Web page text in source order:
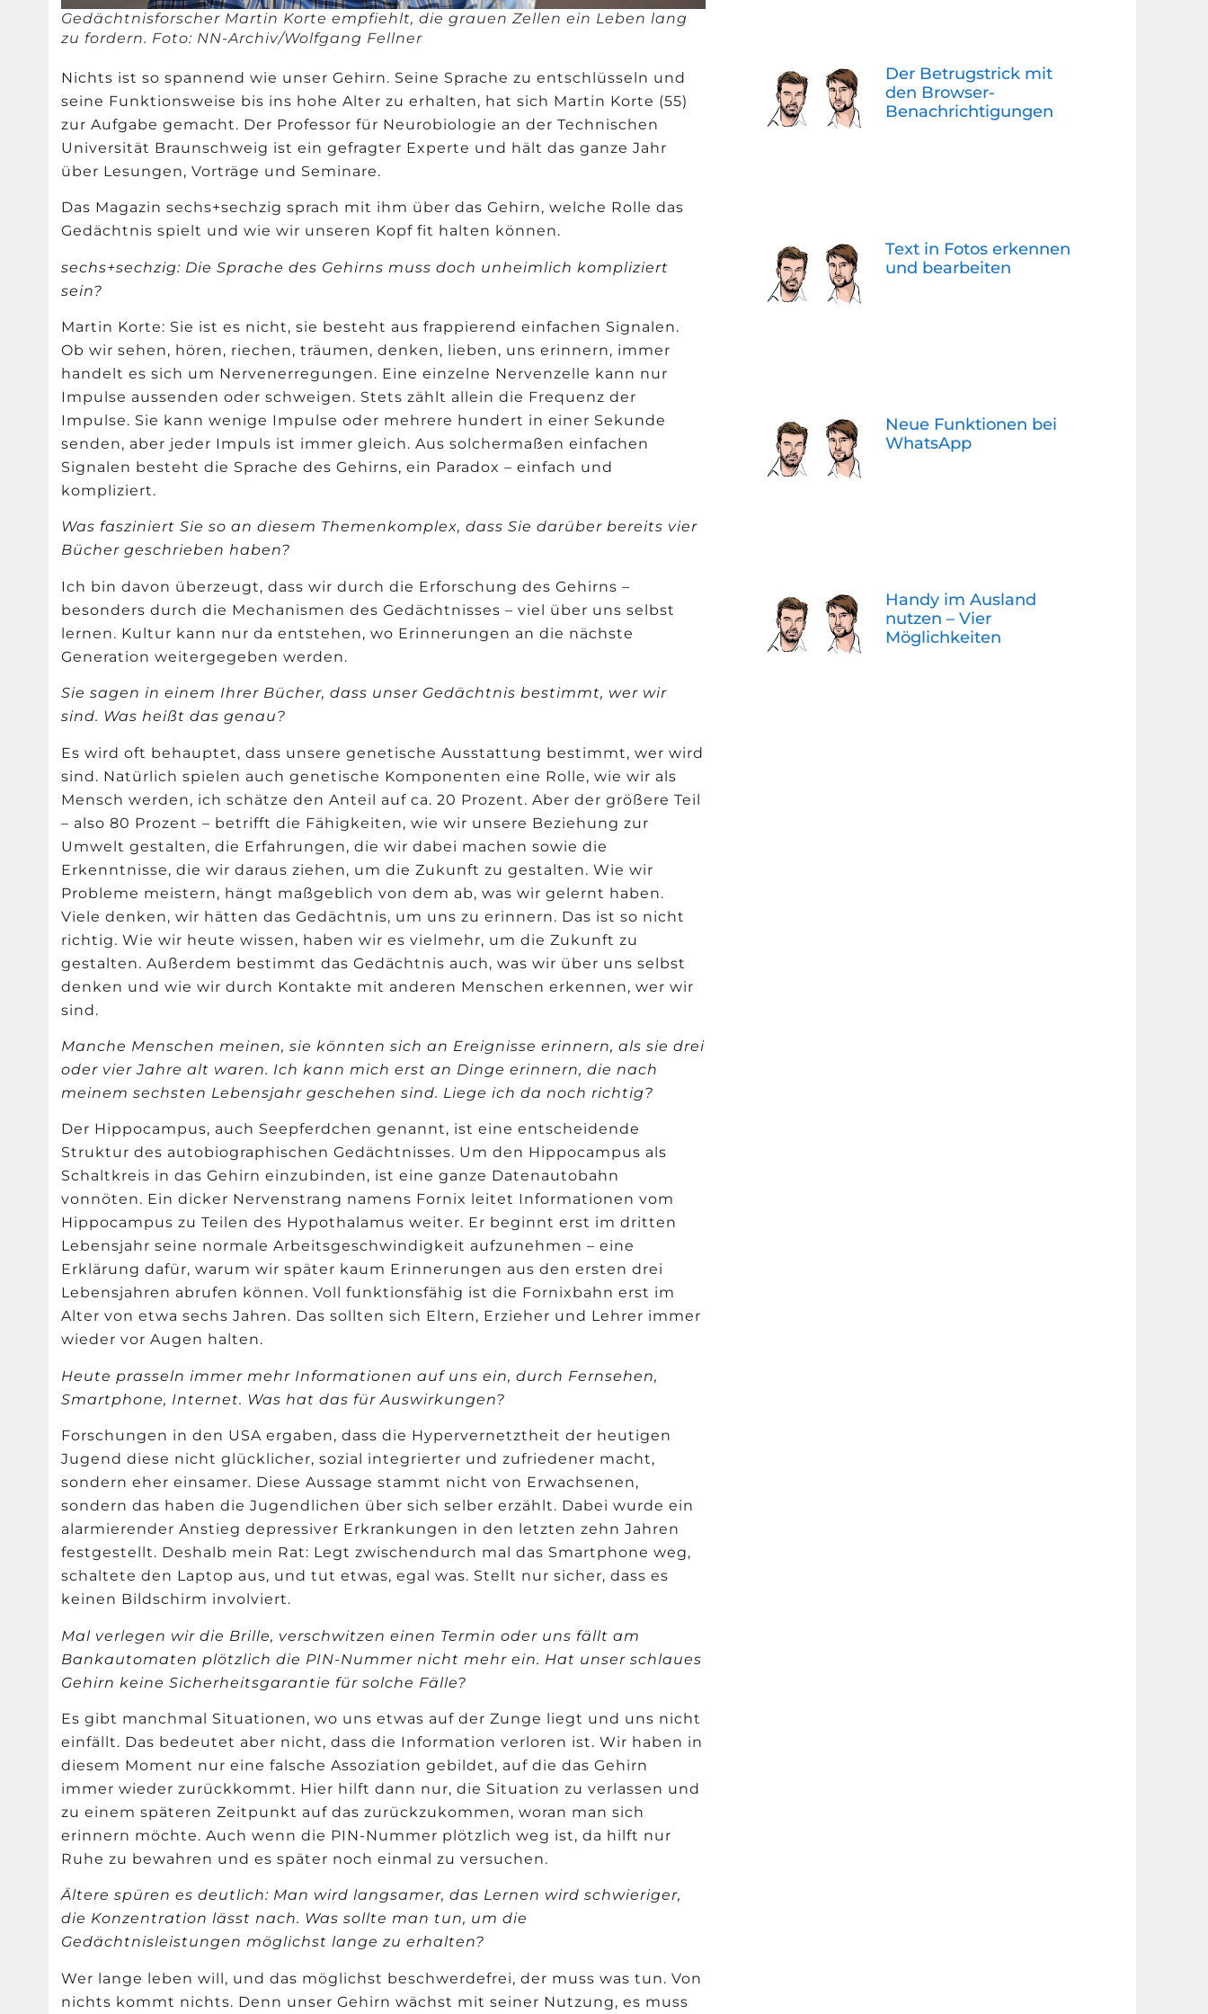
Gedächtnisforscher Martin Korte empfiehlt, die grauen Zellen ein Leben lang
zu fordern. Foto: NN-Archiv/Wolfgang Fellner
Nichts ist so spannend wie unser Gehirn. Seine Sprache zu entschlüsseln und
seine Funktionsweise bis ins hohe Alter zu erhalten, hat sich Martin Korte (55)
zur Aufgabe gemacht. Der Professor für Neurobiologie an der Technischen
Universität Braunschweig ist ein gefragter Experte und hält das ganze Jahr
über Lesungen, Vorträge und Seminare.
Das Magazin sechs+sechzig sprach mit ihm über das Gehirn, welche Rolle das
Gedächtnis spielt und wie wir unseren Kopf fit halten können.
sechs+sechzig: Die Sprache des Gehirns muss doch unheimlich kompliziert
sein?
Martin Korte: Sie ist es nicht, sie besteht aus frappierend einfachen Signalen.
Ob wir sehen, hören, riechen, träumen, denken, lieben, uns erinnern, immer
handelt es sich um Nervenerregungen. Eine einzelne Nervenzelle kann nur
Impulse aussenden oder schweigen. Stets zählt allein die Frequenz der
Impulse. Sie kann wenige Impulse oder mehrere hundert in einer Sekunde
senden, aber jeder Impuls ist immer gleich. Aus solchermaßen einfachen
Signalen besteht die Sprache des Gehirns, ein Paradox – einfach und
kompliziert.
Was fasziniert Sie so an diesem Themenkomplex, dass Sie ­darüber bereits vier
Bücher geschrieben haben?
Ich bin davon überzeugt, dass wir durch die Erforschung des Gehirns –
besonders durch die Mechanismen des Gedächtnisses – viel über uns selbst
lernen. Kultur kann nur da entstehen, wo Erinnerungen an die nächste
Generation weitergegeben werden.
Sie sagen in einem Ihrer Bücher, dass unser Gedächtnis ­bestimmt, wer wir
sind. Was heißt das genau?
Es wird oft behauptet, dass unsere genetische Ausstattung bestimmt, wer wird
sind. Natürlich spielen auch genetische Komponenten eine Rolle, wie wir als
Mensch werden, ich schätze den Anteil auf ca. 20 Prozent. Aber der größere Teil
– also 80 Prozent – betrifft die Fähigkeiten, wie wir unsere Beziehung zur
Umwelt gestalten, die Erfahrungen, die wir dabei machen sowie die
Erkenntnisse, die wir daraus ziehen, um die Zukunft zu gestalten. Wie wir
Probleme meistern, hängt maßgeblich von dem ab, was wir gelernt haben.
Viele denken, wir hätten das Gedächtnis, um uns zu erinnern. Das ist so nicht
richtig. Wie wir heute wissen, haben wir es vielmehr, um die Zukunft zu
gestalten. Außerdem bestimmt das Gedächtnis auch, was wir über uns selbst
denken und wie wir durch Kontakte mit anderen Menschen erkennen, wer wir
sind.
Manche Menschen meinen, sie könnten sich an Ereignisse erinnern, als sie drei
oder vier Jahre alt waren. Ich kann mich erst an Dinge erinnern, die nach
meinem sechsten Lebensjahr geschehen sind. Liege ich da noch richtig?
Der Hippocampus, auch Seepferdchen genannt, ist eine entscheidende
Struktur des autobiographischen Gedächtnisses. Um den Hippocampus als
Schaltkreis in das Gehirn einzubinden, ist eine ganze Datenautobahn
vonnöten. Ein dicker Nervenstrang namens Fornix leitet Informationen vom
Hippocampus zu Teilen des Hypothalamus weiter. Er beginnt erst im dritten
Lebensjahr seine normale Arbeitsgeschwindigkeit aufzunehmen – eine
Erklärung dafür, warum wir später kaum Erinnerungen aus den ersten drei
Lebensjahren abrufen können. Voll funktionsfähig ist die Fornixbahn erst im
Alter von etwa sechs Jahren. Das sollten sich Eltern, Erzieher und Lehrer immer
wieder vor Augen halten.
Heute prasseln immer mehr Informationen auf uns ein, durch Fernsehen,
Smartphone, Internet. Was hat das für ­Auswirkungen?
Forschungen in den USA ergaben, dass die Hypervernetztheit der heutigen
Jugend diese nicht glücklicher, sozial integrierter und zufriedener macht,
sondern eher einsamer. Diese Aussage stammt nicht von Erwachsenen,
sondern das haben die Jugendlichen über sich selber erzählt. Dabei wurde ein
alarmierender Anstieg depressiver Erkrankungen in den letzten zehn Jahren
festgestellt. Deshalb mein Rat: Legt zwischendurch mal das Smartphone weg,
schaltete den Laptop aus, und tut etwas, egal was. Stellt nur sicher, dass es
keinen Bildschirm involviert.
Mal verlegen wir die Brille, verschwitzen einen Termin oder uns fällt am
Bankautomaten plötzlich die PIN-Nummer nicht mehr ein. Hat unser schlaues
Gehirn keine Sicherheitsgarantie für solche Fälle?
Es gibt manchmal Situationen, wo uns etwas auf der Zunge liegt und uns nicht
einfällt. Das bedeutet aber nicht, dass die Information verloren ist. Wir haben in
diesem Moment nur eine falsche Assoziation gebildet, auf die das Gehirn
immer wieder zurückkommt. Hier hilft dann nur, die Situation zu verlassen und
zu einem späteren Zeitpunkt auf das zurückzukommen, woran man sich
erinnern möchte. Auch wenn die PIN-Nummer plötzlich weg ist, da hilft nur
Ruhe zu bewahren und es später noch einmal zu versuchen.
Ältere spüren es deutlich: Man wird langsamer, das Lernen wird schwieriger,
die Konzentration lässt nach. Was sollte man tun, um die
Gedächtnisleistungen möglichst lange zu erhalten?
Wer lange leben will, und das möglichst beschwerdefrei, der muss was tun. Von
nichts kommt nichts. Denn unser Gehirn wächst mit seiner Nutzung, es muss
Der Betrugstrick mit
den Browser-
Benachrichtigungen
Text in Fotos erkennen
und bearbeiten
Neue Funktionen bei
WhatsApp
Handy im Ausland
nutzen – Vier
Möglichkeiten